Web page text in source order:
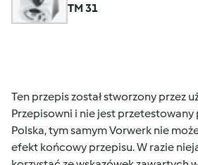
TM 31
Ten przepis został stworzony przez
Przepisowni i nie jest przetestowany
Polska, tym samym Vorwerk nie
efekt końcowy przepisu. W razie